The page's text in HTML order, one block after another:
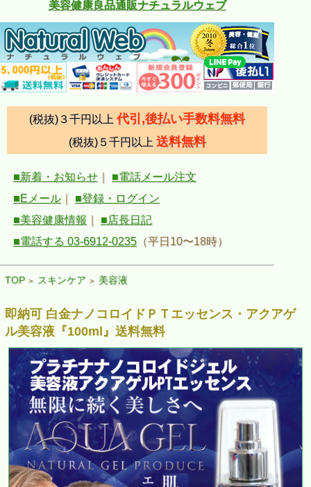
美容健康良品通販ナチュラルウェブ
(税抜)３千円以上 代引,後払い手数料無料
(税抜)５千円以上 送料無料
■新着・お知らせ
■電話メール注文
■Eメール
■登録・ログイン
■美容健康情報
■店長日記
■電話する 03-6912-0235 （平日10〜18時）
TOP > スキンケア > 美容液
即納可 白金ナノコロイドＰＴエッセンス・アクアゲ
ル美容液『100ml』送料無料